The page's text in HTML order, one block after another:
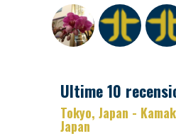
Ultime 10
Tokyo, Japan -
Japan